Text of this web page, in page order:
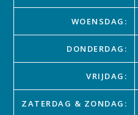
WOENSDAG:
DONDERDAG:
VRIJDAG:
ZATERDAG & ZONDAG: